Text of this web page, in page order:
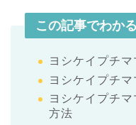
この記事でわか
ヨシケイプチマ
ヨシケイプチ
ヨシケイプチ
方法